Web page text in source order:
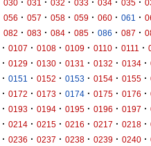
030 · 031 · 032 · 033 · 034 · 035 ·
056 · 057 · 058 · 059 · 060 · 061 ·
082 · 083 · 084 · 085 · 086 · 087 ·
· 0107 · 0108 · 0109 · 0110 · 0111 ·
· 0129 · 0130 · 0131 · 0132 · 0134 ·
· 0151 · 0152 · 0153 · 0154 · 0155 ·
· 0172 · 0173 · 0174 · 0175 · 0176 ·
· 0193 · 0194 · 0195 · 0196 · 0197 ·
· 0214 · 0215 · 0216 · 0217 · 0218 ·
· 0236 · 0237 · 0238 · 0239 · 0240 ·